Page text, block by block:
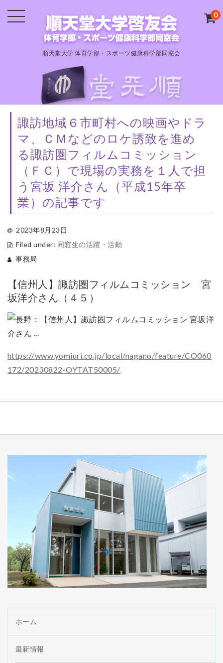
順天堂大学 体育学部・スポーツ健康科学部同窓会
0
諏訪地域６市町村への映画やドラ
マ、ＣＭなどのロケ誘致を進め
る諏訪圏フィルムコミッション
（ＦＣ）で現場の実務を１人で担
う宮坂 洋介さん（平成15年卒
業）の記事です
2023年8月23日
Filed under: 同窓生の活躍・活動
事務局
【信州人】諏訪圏フィルムコミッション 宮
坂洋介さん（４５）
https://www.yomiuri.co.jp/local/nagano/feature/CO060
172/20230822-OYTAT50005/
ホーム
最新情報